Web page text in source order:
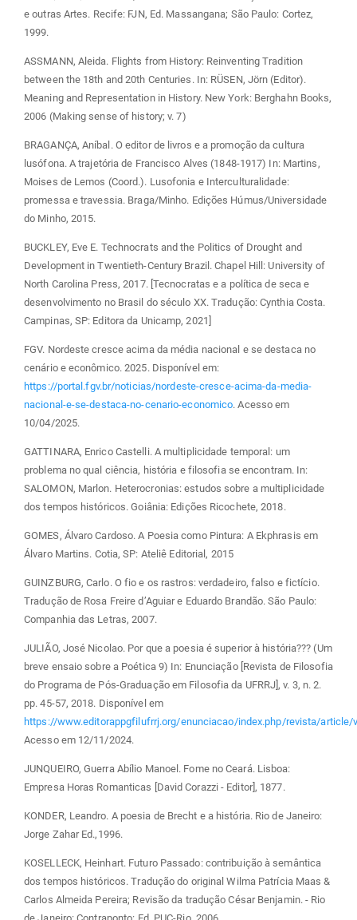
e outras Artes. Recife: FJN, Ed. Massangana; São Paulo: Cortez,
1999.
ASSMANN, Aleida. Flights from History: Reinventing Tradition
between the 18th and 20th Centuries. In: RÜSEN, Jörn (Editor).
Meaning and Representation in History. New York: Berghahn Books,
2006 (Making sense of history; v. 7)
BRAGANÇA, Aníbal. O editor de livros e a promoção da cultura
lusófona. A trajetória de Francisco Alves (1848-1917) In: Martins,
Moises de Lemos (Coord.). Lusofonia e Interculturalidade:
promessa e travessia. Braga/Minho. Edições Húmus/Universidade
do Minho, 2015.
BUCKLEY, Eve E. Technocrats and the Politics of Drought and
Development in Twentieth-Century Brazil. Chapel Hill: University of
North Carolina Press, 2017. [Tecnocratas e a política de seca e
desenvolvimento no Brasil do século XX. Tradução: Cynthia Costa.
Campinas, SP: Editora da Unicamp, 2021]
FGV. Nordeste cresce acima da média nacional e se destaca no
cenário e econômico. 2025. Disponível em:
https://portal.fgv.br/noticias/nordeste-cresce-acima-da-media-
nacional-e-se-destaca-no-cenario-economico. Acesso em
10/04/2025.
GATTINARA, Enrico Castelli. A multiplicidade temporal: um
problema no qual ciência, história e filosofia se encontram. In:
SALOMON, Marlon. Heterocronias: estudos sobre a multiplicidade
dos tempos históricos. Goiânia: Edições Ricochete, 2018.
GOMES, Álvaro Cardoso. A Poesia como Pintura: A Ekphrasis em
Álvaro Martins. Cotia, SP: Ateliê Editorial, 2015
GUINZBURG, Carlo. O fio e os rastros: verdadeiro, falso e fictício.
Tradução de Rosa Freire d’Aguiar e Eduardo Brandão. São Paulo:
Companhia das Letras, 2007.
JULIÃO, José Nicolao. Por que a poesia é superior à história??? (Um
breve ensaio sobre a Poética 9) In: Enunciação [Revista de Filosofia
do Programa de Pós-Graduação em Filosofia da UFRRJ], v. 3, n. 2.
pp. 45-57, 2018. Disponível em
https://www.editorappgfilufrrj.org/enunciacao/index.php/revista/article/
Acesso em 12/11/2024.
JUNQUEIRO, Guerra Abílio Manoel. Fome no Ceará. Lisboa:
Empresa Horas Romanticas [David Corazzi - Editor], 1877.
KONDER, Leandro. A poesia de Brecht e a história. Rio de Janeiro:
Jorge Zahar Ed.,1996.
KOSELLECK, Heinhart. Futuro Passado: contribuição à semântica
dos tempos históricos. Tradução do original Wilma Patrícia Maas &
Carlos Almeida Pereira; Revisão da tradução César Benjamin. - Rio